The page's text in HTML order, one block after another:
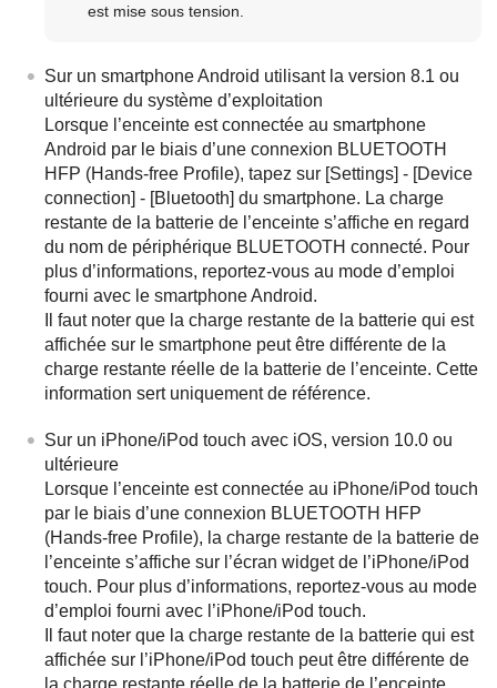
est mise sous tension.
Sur un smartphone Android utilisant la version 8.1 ou
ultérieure du système d’exploitation
Lorsque l’enceinte est connectée au smartphone
Android par le biais d’une connexion BLUETOOTH
HFP (Hands-free Profile), tapez sur [Settings] - [Device
connection] - [Bluetooth] du smartphone. La charge
restante de la batterie de l’enceinte s’affiche en regard
du nom de périphérique BLUETOOTH connecté. Pour
plus d’informations, reportez-vous au mode d’emploi
fourni avec le smartphone Android.
Il faut noter que la charge restante de la batterie qui est
affichée sur le smartphone peut être différente de la
charge restante réelle de la batterie de l’enceinte. Cette
information sert uniquement de référence.
Sur un iPhone/iPod touch avec iOS, version 10.0 ou
ultérieure
Lorsque l’enceinte est connectée au iPhone/iPod touch
par le biais d’une connexion BLUETOOTH HFP
(Hands-free Profile), la charge restante de la batterie de
l’enceinte s’affiche sur l’écran widget de l’iPhone/iPod
touch. Pour plus d’informations, reportez-vous au mode
d’emploi fourni avec l’iPhone/iPod touch.
Il faut noter que la charge restante de la batterie qui est
affichée sur l’iPhone/iPod touch peut être différente de